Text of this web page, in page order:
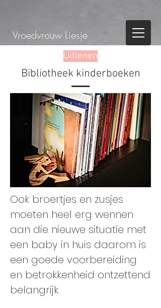
Vroedvrouw Liesje
Uitlenen
Bibliotheek kinderboeken
Ook broertjes en zusjes
moeten heel erg wennen
aan die nieuwe situatie met
een baby in huis daarom is
een goede voorbereiding
en betrokkenheid ontzettend
belangrijk.